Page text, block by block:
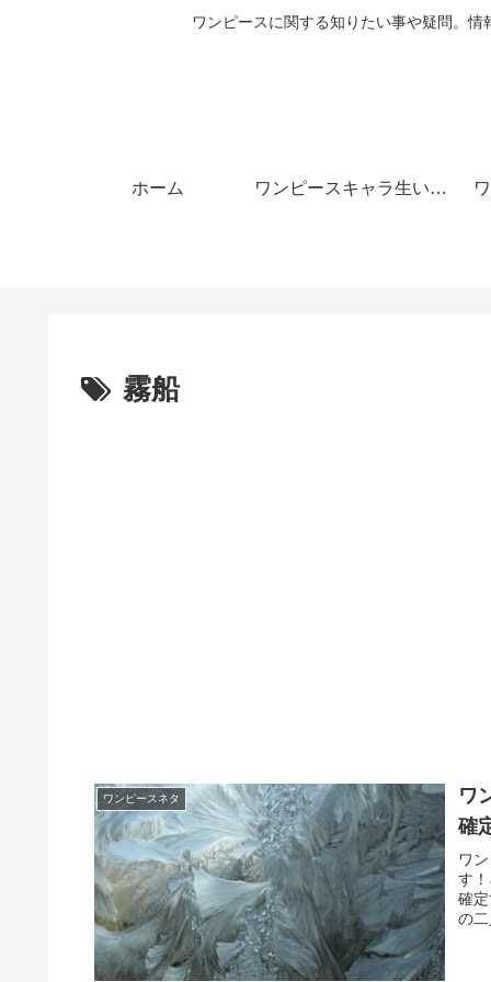
ワンピースに関する知りたい事や疑問。
ホーム ワンピースキャラ生い立ち
霧船
ワンピースネタ
ワ
確
ワ
す
確
の